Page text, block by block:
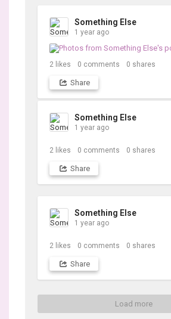
Something Else
1 year ago
2 likes 0 comments 0 shares
Share
Something Else
1 year ago
2 likes 0 comments 0 shares
Share
Something Else
1 year ago
2 likes 0 comments 0 shares
Share
Load more